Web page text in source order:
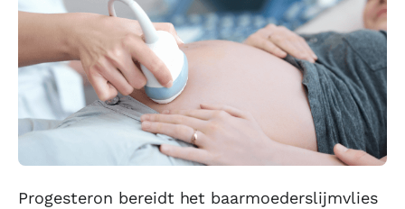
Progesteron bereidt het baarmoederslijmvlies